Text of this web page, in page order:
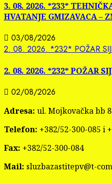
3. 08. 2026. *233*
HVATANJE GMIZAVACA –
03/08/2026
2. 08. 2026. *232* POŽAR
2. 08. 2026. *232* POŽAR
02/08/2026
Adresa: ul. Mojkovačka bb
Telefon: +382/52-300-085 i
Fax: +382/52-300-084
Mail: sluzbazastitepv@t-